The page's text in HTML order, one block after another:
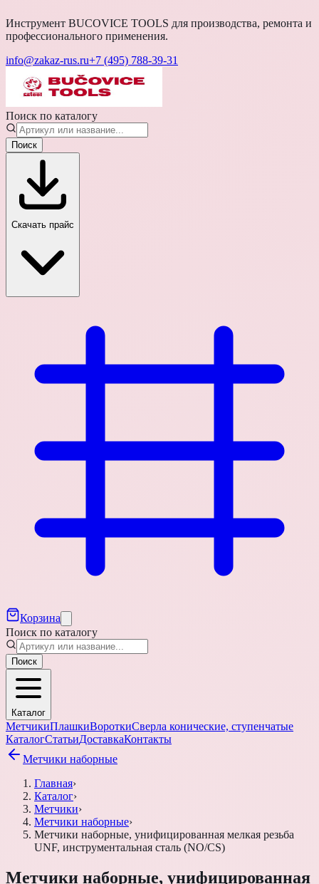
Инструмент BUCOVICE TOOLS для производства, ремонта и
профессионального применения.
info@zakaz-rus.ru+7 (495) 788-39-31
Поиск по каталогу
Поиск
Скачать прайс
Корзина
Поиск по каталогу
Поиск
Каталог
МетчикиПлашкиВороткиСверла конические, ступенчатые
КаталогСтатьиДоставкаКонтакты
Метчики наборные
Главная›
Каталог›
Метчики›
Метчики наборные›
Метчики наборные, унифицированная мелкая резьба
UNF, инструментальная сталь (NO/CS)
Метчики наборные, унифицированная